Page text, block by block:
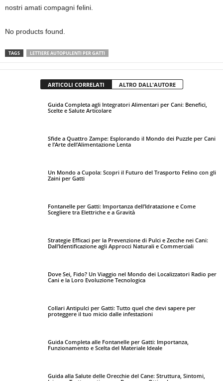
nostri amati compagni felini.
No products found.
TAGS LETTIERE AUTOPULENTI PER GATTI
ARTICOLI CORRELATI ALTRO DALL'AUTORE
Guida Completa agli Integratori Alimentari per Cani: Benefici,
Scelte e Salute Articolare
Sfide a Quattro Zampe: Esplorando il Mondo dei Puzzle per Cani
e l’Arte dell’Alimentazione Lenta
Un Mondo a Cupola: Scopri il Futuro del Trasporto Felino con gli
Zaini per Gatti
Fontanelle per Gatti: Importanza dell’Idratazione e Come
Scegliere tra Elettriche e a Gravità
Strategie Efficaci per la Prevenzione di Pulci e Zecche nei Cani:
Dall’Identificazione agli Approcci Naturali e Commerciali
Dove Sei, Fido? Un Viaggio nel Mondo dei Localizzatori Radio per
Cani e la Loro Evoluzione Tecnologica
Collari Antipulci per Gatti: Tutto quel che devi sapere per
proteggere il tuo micio dalle infestazioni
Guida Completa alle Fontanelle per Gatti: Importanza,
Funzionamento e Scelta del Materiale Ideale
Guida alla Salute delle Orecchie del Cane: Struttura, Sintomi,